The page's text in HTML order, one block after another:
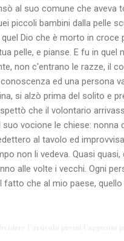
al suo comune che aveva
piccoli bambini dalla pelle
Dio che è morto in
pelle, e pianse. E fu in
non c'entrano le razze, il
ed una persona
si alzò prima del solito e
che il volontario
vocione le chiese: nonna
al tavolo ed
non li vedeva. Quasi
alle volte i vecchi. Ogni
che al mio paese,